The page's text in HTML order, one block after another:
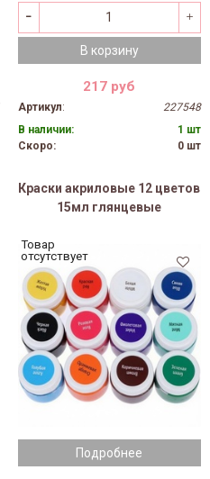
В корзину
217 руб
Артикул:
227548
В наличии:
1 шт
Скоро:
0 шт
Краски акриловые 12 цветов
15мл глянцевые
Подробнее
Товар
отсутствует